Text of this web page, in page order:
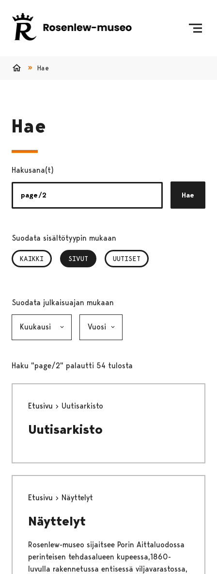
Hae
Hae
Hakusana(t)
Hae
Suodata sisältötyypin mukaan
KAIKKI SIVUT
, VALITTU UUTISET
Suodata julkaisuajan mukaan
Haku "page/2" palautti 54 tulosta
Etusivu Uutisarkisto
Uutisarkisto
Etusivu Näyttelyt
Näyttelyt
Rosenlew-museo sijaitsee Porin Aittaluodossa
perinteisen tehdasalueen kupeessa,1860-
luvulla rakennetussa entisessä viljavarastossa,